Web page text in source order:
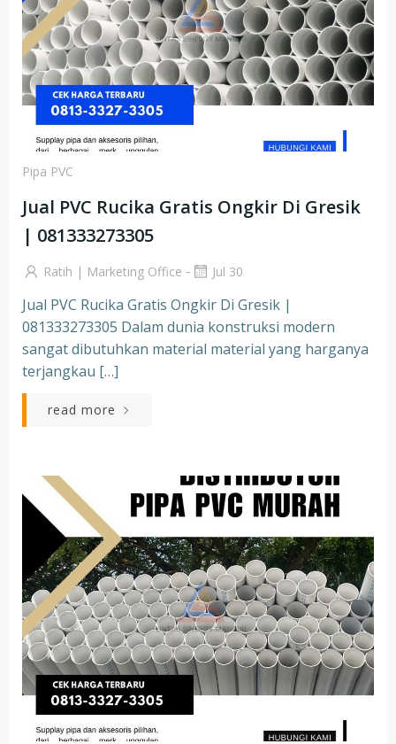
Pipa PVC
Jual PVC Rucika Gratis Ongkir Di Gresik
| 081333273305
Ratih | Marketing Office - Jul 30
Jual PVC Rucika Gratis Ongkir Di Gresik |
081333273305 Dalam dunia konstruksi modern
sangat dibutuhkan material material yang harganya
terjangkau […]
read more